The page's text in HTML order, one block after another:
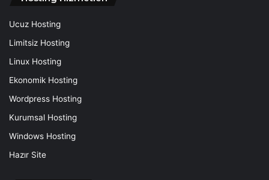
Ucuz Hosting
Limitsiz Hosting
Linux Hosting
Ekonomik Hosting
Wordpress Hosting
Kurumsal Hosting
Windows Hosting
Hazır Site